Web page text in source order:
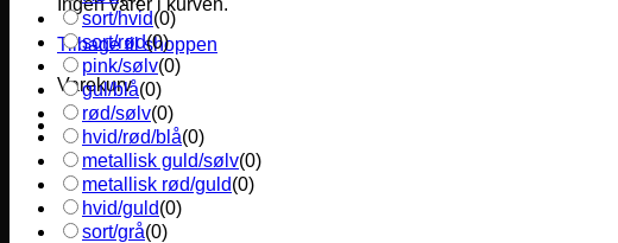
Ingen varer i kurven.
Tilbage til shoppen
Varekurv
sort/hvid(0)
sort/rød(0)
pink/sølv(0)
gul/blå(0)
rød/sølv(0)
hvid/rød/blå(0)
metallisk guld/sølv(0)
metallisk rød/guld(0)
hvid/guld(0)
sort/grå(0)